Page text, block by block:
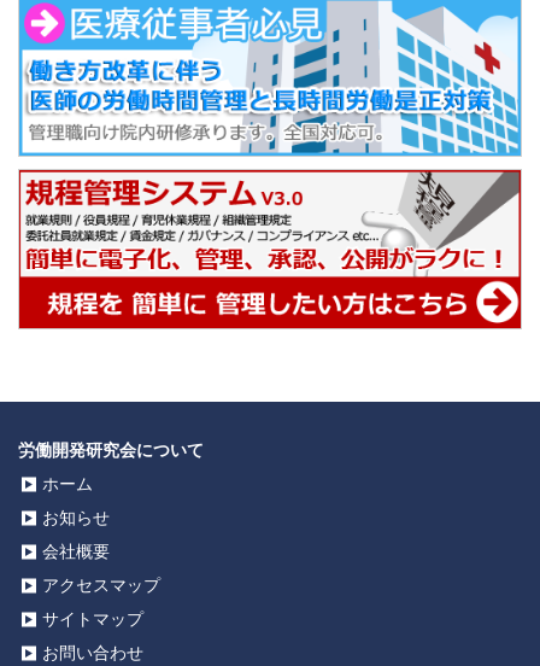
労働開発研究会について
ホーム
お知らせ
会社概要
アクセスマップ
サイトマップ
お問い合わせ